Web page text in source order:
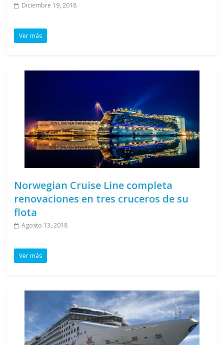
Diciembre 19, 2018
Ver más
Norwegian Cruise Line completa
renovaciones en tres cruceros de su
flota
Agosto 13, 2018
Ver más